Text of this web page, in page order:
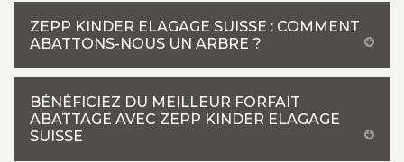
ZEPP KINDER ELAGAGE SUISSE : COMMENT
ABATTONS-NOUS UN ARBRE ?
BÉNÉFICIEZ DU MEILLEUR FORFAIT
ABATTAGE AVEC ZEPP KINDER ELAGAGE
SUISSE